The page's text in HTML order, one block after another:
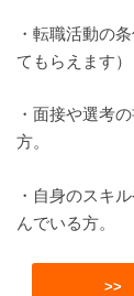
・転職活動の
てもらえます）
・面接や選考
方。
・自身のスキ
んでいる方。
>>